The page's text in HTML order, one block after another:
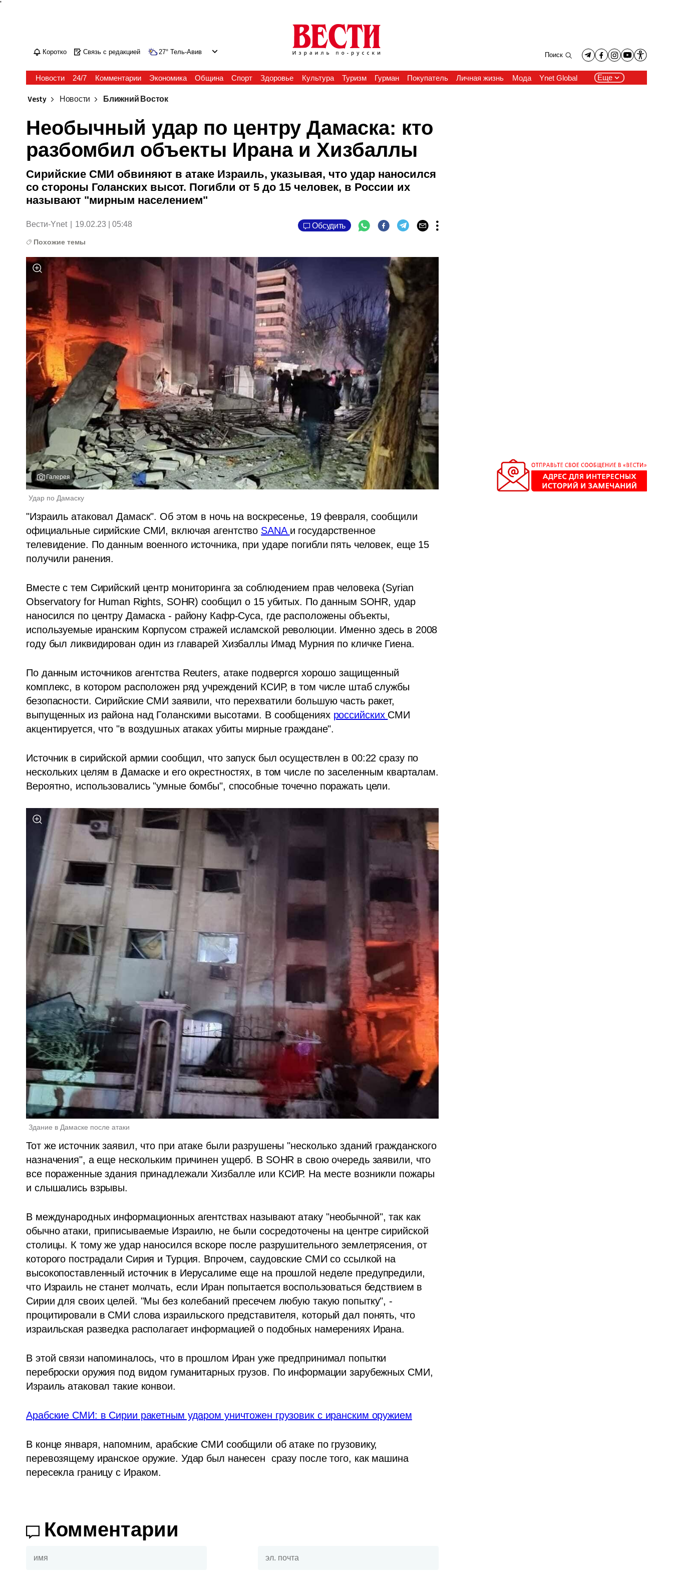
'
Коротко Связь с редакцией 27° Тель-Авив Поиск
Новости 24/7 Комментарии Экономика Община Спорт Здоровье Культура Туризм Гурман Покупатель Личная жизнь Мода Ynet Global Еще
Vesty Новости Ближний Восток
Необычный удар по центру Дамаска: кто
разбомбил объекты Ирана и Хизбаллы
Сирийские СМИ обвиняют в атаке Израиль, указывая, что удар наносился
со стороны Голанских высот. Погибли от 5 до 15 человек, в России их
называют "мирным населением"
Вести-Ynet 19.02.23 | 05:48 Обсудить
Похожие темы
Галерея
Удар по Дамаску
"Израиль атаковал Дамаск". Об этом в ночь на воскресенье, 19 февраля, сообщили
официальные сирийские СМИ, включая агентство SANA и государственное
телевидение. По данным военного источника, при ударе погибли пять человек, еще 15
получили ранения.
Вместе с тем Сирийский центр мониторинга за соблюдением прав человека (Syrian
Observatory for Human Rights, SOHR) сообщил о 15 убитых. По данным SOHR, удар
наносился по центру Дамаска - району Кафр-Суса, где расположены объекты,
используемые иранским Корпусом стражей исламской революции. Именно здесь в 2008
году был ликвидирован один из главарей Хизбаллы Имад Мурния по кличке Гиена.
По данным источников агентства Reuters, атаке подвергся хорошо защищенный
комплекс, в котором расположен ряд учреждений КСИР, в том числе штаб службы
безопасности. Сирийские СМИ заявили, что перехватили большую часть ракет,
выпущенных из района над Голанскими высотами. В сообщениях российских СМИ
акцентируется, что "в воздушных атаках убиты мирные граждане".
Источник в сирийской армии сообщил, что запуск был осуществлен в 00:22 сразу по
нескольких целям в Дамаске и его окрестностях, в том числе по заселенным кварталам.
Вероятно, использовались "умные бомбы", способные точечно поражать цели.
Здание в Дамаске после атаки
Тот же источник заявил, что при атаке были разрушены "несколько зданий гражданского
назначения", а еще нескольким причинен ущерб. В SOHR в свою очередь заявили, что
все пораженные здания принадлежали Хизбалле или КСИР. На месте возникли пожары
и слышались взрывы.
В международных информационных агентствах называют атаку "необычной", так как
обычно атаки, приписываемые Израилю, не были сосредоточены на центре сирийской
столицы. К тому же удар наносился вскоре после разрушительного землетрясения, от
которого пострадали Сирия и Турция. Впрочем, саудовские СМИ со ссылкой на
высокопоставленный источник в Иерусалиме еще на прошлой неделе предупредили,
что Израиль не станет молчать, если Иран попытается воспользоваться бедствием в
Сирии для своих целей. "Мы без колебаний пресечем любую такую попытку", -
процитировали в СМИ слова израильского представителя, который дал понять, что
израильская разведка располагает информацией о подобных намерениях Ирана.
В этой связи напоминалось, что в прошлом Иран уже предпринимал попытки
переброски оружия под видом гуманитарных грузов. По информации зарубежных СМИ,
Израиль атаковал такие конвои.
Арабские СМИ: в Сирии ракетным ударом уничтожен грузовик с иранским оружием
В конце января, напомним, арабские СМИ сообщили об атаке по грузовику,
перевозящему иранское оружие. Удар был нанесен  сразу после того, как машина
пересекла границу с Ираком.
Комментарии